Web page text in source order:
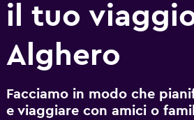
il tuo
Alghero
Facciamo in modo che
e viaggiare con amici o